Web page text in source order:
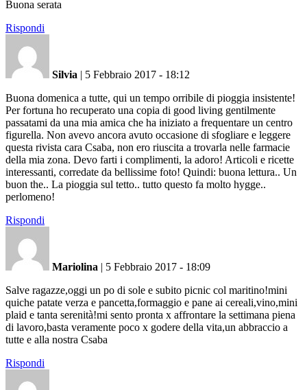
Buona serata
Rispondi
Silvia | 5 Febbraio 2017 - 18:12
Buona domenica a tutte, qui un tempo orribile di pioggia insistente!
Per fortuna ho recuperato una copia di good living gentilmente
passatami da una mia amica che ha iniziato a frequentare un centro
figurella. Non avevo ancora avuto occasione di sfogliare e leggere
questa rivista cara Csaba, non ero riuscita a trovarla nelle farmacie
della mia zona. Devo farti i complimenti, la adoro! Articoli e ricette
interessanti, corredate da bellissime foto! Quindi: buona lettura.. Un
buon the.. La pioggia sul tetto.. tutto questo fa molto hygge..
perlomeno!
Rispondi
Mariolina | 5 Febbraio 2017 - 18:09
Salve ragazze,oggi un po di sole e subito picnic col maritino!mini
quiche patate verza e pancetta,formaggio e pane ai cereali,vino,mini
plaid e tanta serenità!mi sento pronta x affrontare la settimana piena
di lavoro,basta veramente poco x godere della vita,un abbraccio a
tutte e alla nostra Csaba
Rispondi